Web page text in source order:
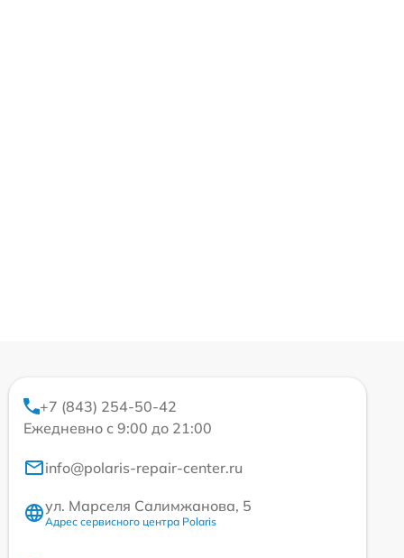
+7 (843) 254-50-42
Ежедневно с 9:00 до 21:00
info@polaris-repair-center.ru
ул. Марселя Салимжанова, 5
Адрес сервисного центра Polaris